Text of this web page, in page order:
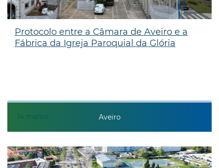
14 março
Protocolo entre a Câmara de Aveiro e a
Fábrica da Igreja Paroquial da Glória
Aveiro